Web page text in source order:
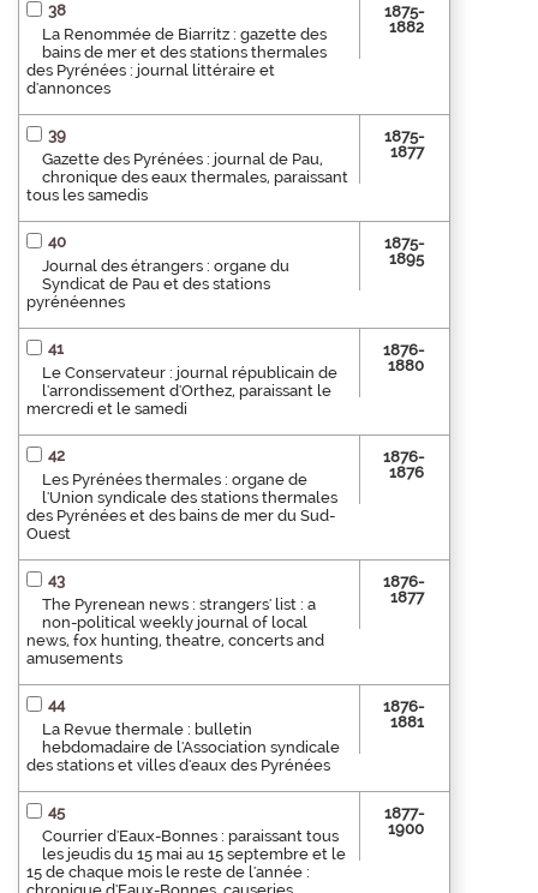
38
La Renommée de Biarritz : gazette des
bains de mer et des stations thermales
des Pyrénées : journal littéraire et
d'annonces
1875-
1882
39
Gazette des Pyrénées : journal de Pau,
chronique des eaux thermales, paraissant
tous les samedis
1875-
1877
40
Journal des étrangers : organe du
Syndicat de Pau et des stations
pyrénéennes
1875-
1895
41
Le Conservateur : journal républicain de
l'arrondissement d'Orthez, paraissant le
mercredi et le samedi
1876-
1880
42
Les Pyrénées thermales : organe de
l'Union syndicale des stations thermales
des Pyrénées et des bains de mer du Sud-
Ouest
1876-
1876
43
The Pyrenean news : strangers' list : a
non-political weekly journal of local
news, fox hunting, theatre, concerts and
amusements
1876-
1877
44
La Revue thermale : bulletin
hebdomadaire de l'Association syndicale
des stations et villes d'eaux des Pyrénées
1876-
1881
45
Courrier d'Eaux-Bonnes : paraissant tous
les jeudis du 15 mai au 15 septembre et le
15 de chaque mois le reste de l'année :
1877-
1900